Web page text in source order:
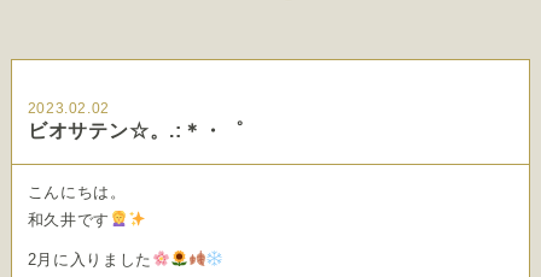
2023.02.02
ビオサテン☆。.:＊・゜
こんにちは。
和久井です
2月に入りました